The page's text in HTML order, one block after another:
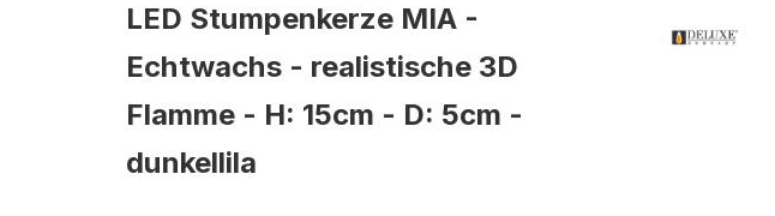
LED Stumpenkerze MIA -
Echtwachs - realistische 3D
Flamme - H: 15cm - D: 5cm -
dunkellila